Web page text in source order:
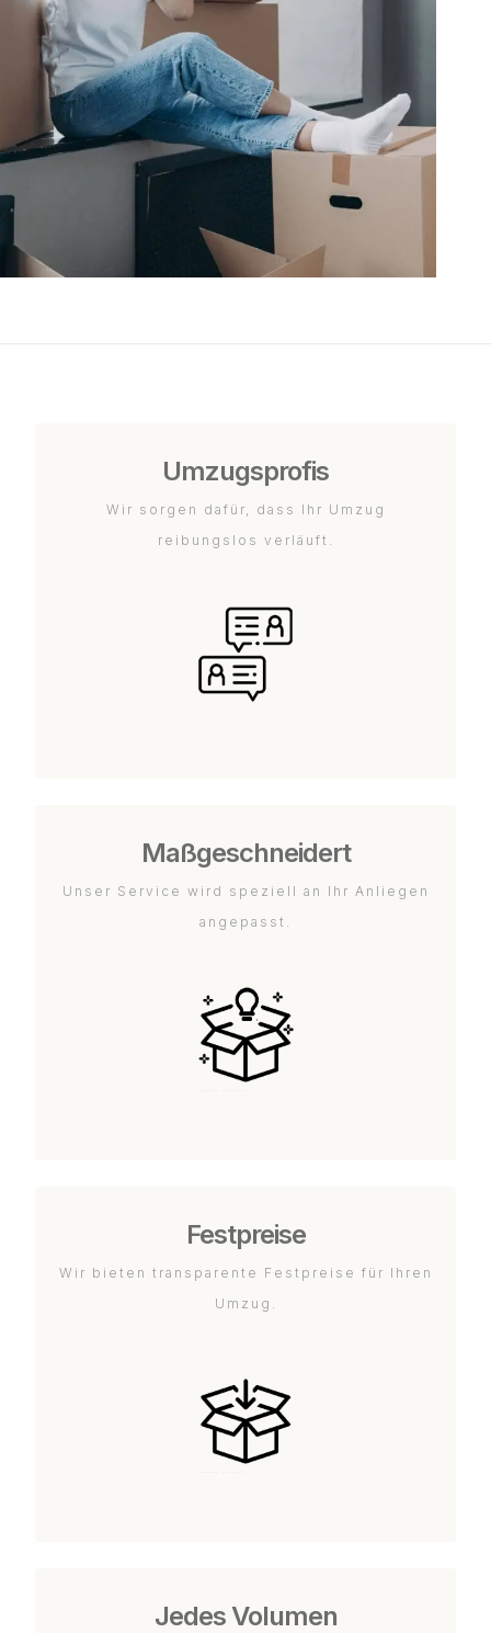
Umzugsprofis
Wir sorgen dafür, dass Ihr Umzug
reibungslos verläuft.
Maßgeschneidert
Unser Service wird speziell an Ihr Anliegen
angepasst.
Festpreise
Wir bieten transparente Festpreise für Ihren
Umzug.
Jedes Volumen